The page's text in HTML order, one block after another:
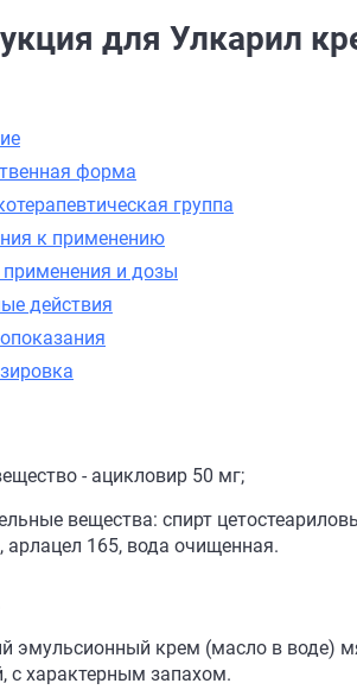
для Улкарил
форма
группа
к применению
применения и дозы
действия
- ацикловир 50 мг;
вещества: спирт
арлацел 165, вода очищенная.
эмульсионный крем (масло в воде)
с характерным запахом.